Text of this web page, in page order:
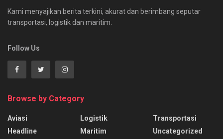
Kami menyajikan berita terkini, akurat dan berimbang seputar
transportasi, logistik dan maritim.
Follow Us
Browse by Category
Aviasi
Headline
Logistik
Maritim
Transportasi
Uncategorized